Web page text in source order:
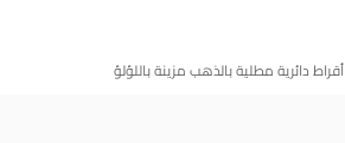
أقراط دائرية مطلية بالذهب مزينة باللؤلؤ